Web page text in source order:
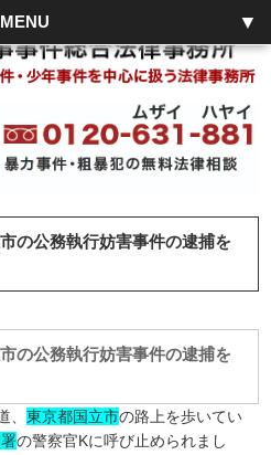
MENU
の公務執行妨害事件の逮捕を
の公務執行妨害事件の逮捕を
、東京都国立市の路上を歩いてい
の警察官Kに呼び止められまし